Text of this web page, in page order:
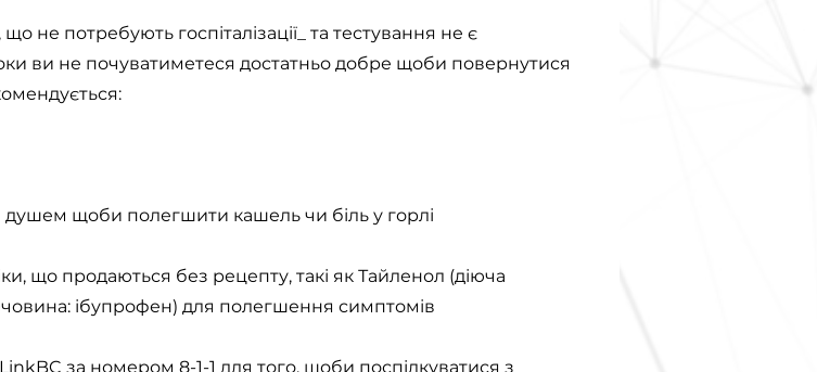
не потребують госпіталізації_ та тестування не є
ви не почуватиметеся достатньо добре щоби повернутися
щоби полегшити кашель чи біль у горлі
що продаються без рецепту, такі як Тайленол (діюча
ібупрофен) для полегшення симптомів
за номером 8-1-1 для того, щоби поспілкуватися з